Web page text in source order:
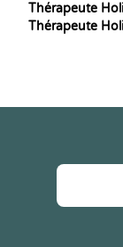
Thérapeute
Thérapeute